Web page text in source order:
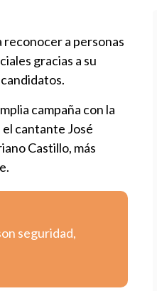
reconocer a personas
gracias a su
campaña con la
el cantante José
Castillo, más
seguridad,